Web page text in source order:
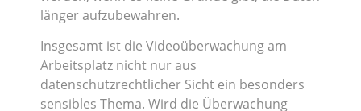
länger aufzubewahren.
Insgesamt ist die Videoüberwachung am
Arbeitsplatz nicht nur aus
datenschutzrechtlicher Sicht ein besonders
sensibles Thema. Wird die Überwachung